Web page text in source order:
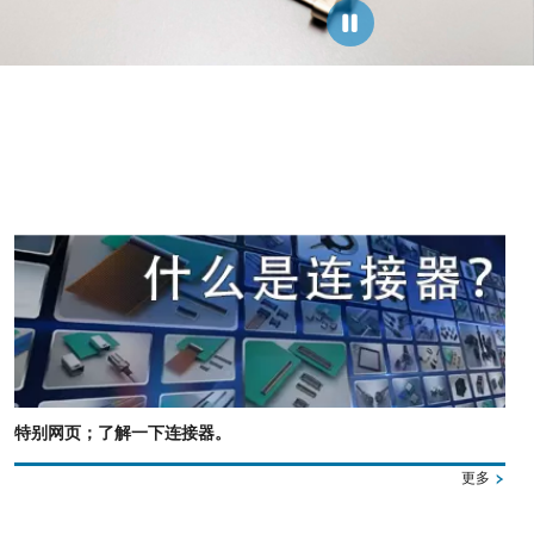
特别网页；了解一下连接器。
更多